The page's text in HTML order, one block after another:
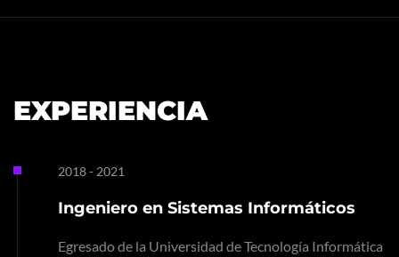
EXPERIENCIA
2018 - 2021
Ingeniero en Sistemas Informáticos
Egresado de la Universidad de Tecnología Informática